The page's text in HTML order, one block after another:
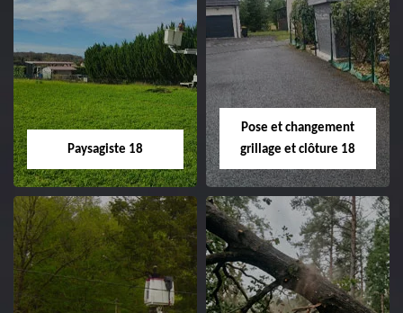
Paysagiste 18
Paysagiste 18
Pose et changement
grillage et clôture 18
Pose et
changement